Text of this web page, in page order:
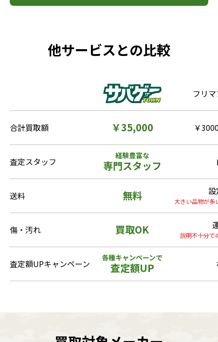
他サービスとの比較
フリ
合計買取額 ￥35,000 ￥
査定スタッフ
経験豊富な
専門スタッフ
送料 無料 大きい品物が
傷・汚れ 買取OK 説明不十分
査定額UPキャンペーン
各種キャンペーンで
査定額UP